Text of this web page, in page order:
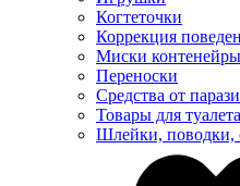
Когтеточки
Коррекция
Миски
Переноски
Средства от
Товары для туалета
Шлейки, поводки,